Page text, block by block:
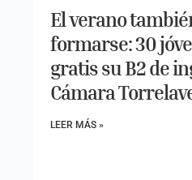
El verano
formarse: 30
gratis su B2 de
Cámara
LEER MÁS »